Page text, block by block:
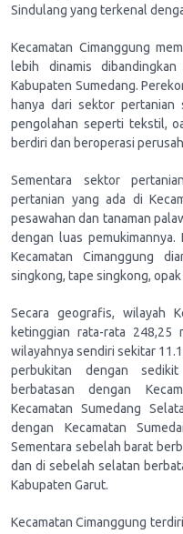
Sindulang yang terkenal
Kecamatan Cimanggung
lebih dinamis
Kabupaten Sumedang.
hanya dari sektor
pengolahan seperti tekstil,
berdiri dan beroperasi
Sementara sektor
pertanian yang ada di
pesawahan dan tanaman
dengan luas
Kecamatan Cimanggung
singkong, tape singkong,
Secara geografis, wilayah
ketinggian rata-rata
wilayahnya sendiri sekitar
perbukitan dengan
berbatasan dengan
Kecamatan Sumedang
dengan Kecamatan
Sementara sebelah barat
dan di sebelah selatan
Kabupaten Garut.
Kecamatan Cimanggung